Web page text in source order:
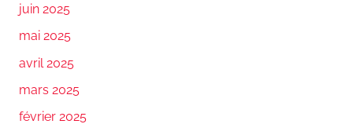
juin 2025
mai 2025
avril 2025
mars 2025
février 2025